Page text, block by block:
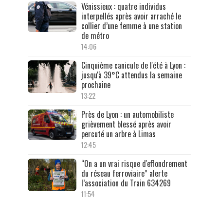
Vénissieux : quatre individus
interpellés après avoir arraché le
collier d’une femme à une station
de métro
14:06
Cinquième canicule de l'été à Lyon :
jusqu'à 39°C attendus la semaine
prochaine
13:22
Près de Lyon : un automobiliste
grièvement blessé après avoir
percuté un arbre à Limas
12:45
“On a un vrai risque d'effondrement
du réseau ferroviaire” alerte
l’association du Train 634269
11:54